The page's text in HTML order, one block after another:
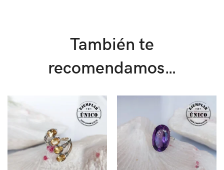
También te
recomendamos…